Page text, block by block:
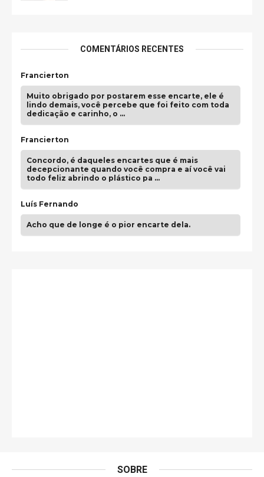
COMENTÁRIOS RECENTES
Francierton
Muito obrigado por postarem esse encarte, ele é
lindo demais, você percebe que foi feito com toda
dedicação e carinho, o …
Francierton
Concordo, é daqueles encartes que é mais
decepcionante quando você compra e aí você vai
todo feliz abrindo o plástico pa …
Luís Fernando
Acho que de longe é o pior encarte dela.
SOBRE